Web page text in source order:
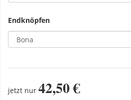
Endknöpfen
jetzt nur 42,50 €